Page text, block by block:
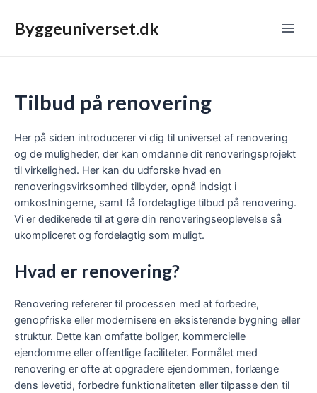
content
Byggeuniverset.dk
Tilbud på renovering
Her på siden introducerer vi dig til universet af renovering
og de muligheder, der kan omdanne dit renoveringsprojekt
til virkelighed. Her kan du udforske hvad en
renoveringsvirksomhed tilbyder, opnå indsigt i
omkostningerne, samt få fordelagtige tilbud på renovering.
Vi er dedikerede til at gøre din renoveringseoplevelse så
ukompliceret og fordelagtig som muligt.
Hvad er renovering?
Renovering refererer til processen med at forbedre,
genopfriske eller modernisere en eksisterende bygning eller
struktur. Dette kan omfatte boliger, kommercielle
ejendomme eller offentlige faciliteter. Formålet med
renovering er ofte at opgradere ejendommen, forlænge
dens levetid, forbedre funktionaliteten eller tilpasse den til